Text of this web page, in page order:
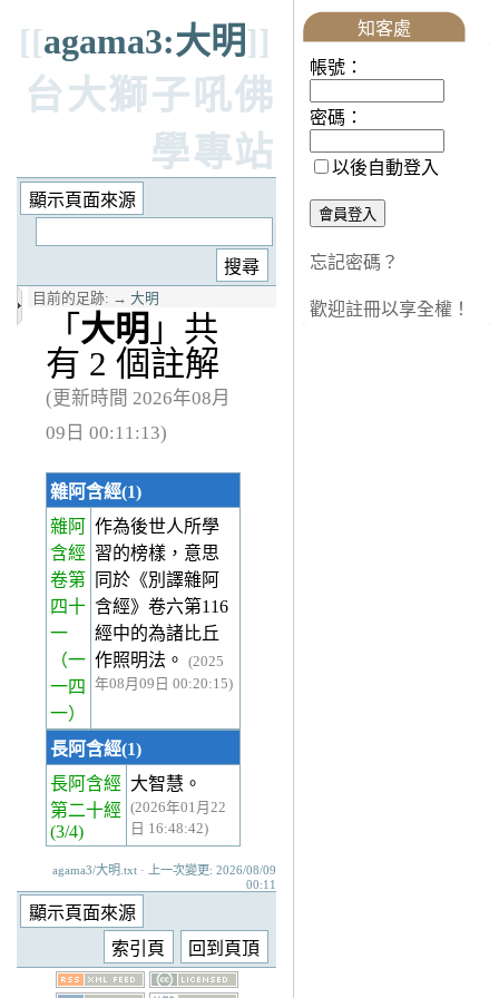
[[agama3:大明]]
台大獅子吼佛
學專站
目前的足跡: → 大明
「 大明 」共
有 2 個註解
(更新時間 2026年08月
09日 00:11:13)
雜阿含經(1)
雜阿
含經
卷第
四十
一
（一
一四
一）
作為後世人所學
習的榜樣，意思
同於《別譯雜阿
含經》卷六第116
經中的為諸比丘
作照明法。
(2025
年08月09日 00:20:15)
長阿含經(1)
長阿含經
第二十經
(3/4)
大智慧。
(2026年01月22
日 16:48:42)
agama3/大明.txt · 上一次變更: 2026/08/09
00:11
知客處
帳號：
密碼：
以後自動登入
忘記密碼？
歡迎註冊以享全權！